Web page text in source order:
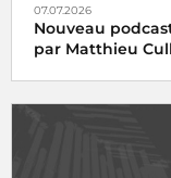
07.07.2026
Nouveau
par Matthieu